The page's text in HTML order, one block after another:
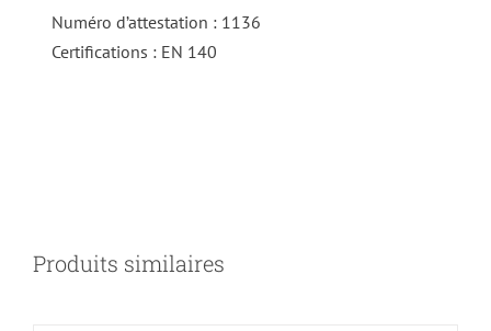
Numéro d’attestation : 1136
Certifications : EN 140
Produits similaires